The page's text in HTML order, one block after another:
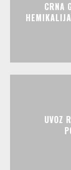
CRNA
UVOZ